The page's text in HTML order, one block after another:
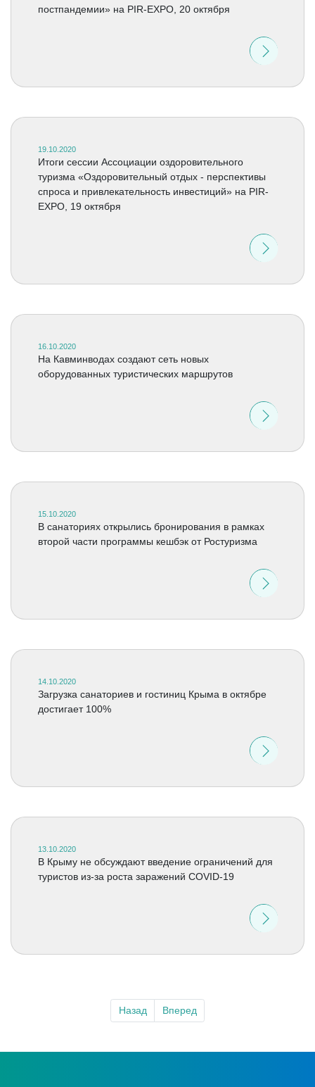
постпандемии» на PIR-EXPO, 20 октября
19.10.2020
Итоги сессии Ассоциации оздоровительного
туризма «Оздоровительный отдых - перспективы
спроса и привлекательность инвестиций» на PIR-
EXPO, 19 октября
16.10.2020
На Кавминводах создают сеть новых
оборудованных туристических маршрутов
15.10.2020
В санаториях открылись бронирования в рамках
второй части программы кешбэк от Ростуризма
14.10.2020
Загрузка санаториев и гостиниц Крыма в октябре
достигает 100%
13.10.2020
В Крыму не обсуждают введение ограничений для
туристов из-за роста заражений COVID-19
Назад Вперед